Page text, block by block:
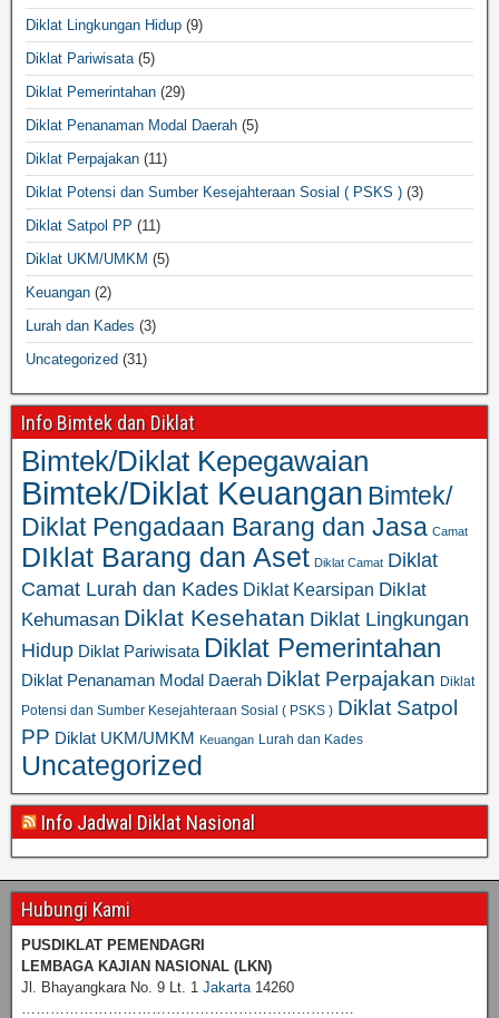
Diklat Lingkungan Hidup (9)
Diklat Pariwisata(5)
Diklat Pemerintahan (29)
Diklat Penanaman Modal Daerah (5)
Diklat Perpajakan (11)
Diklat Potensi dan Sumber Kesejahteraan Sosial ( PSKS ) (3)
Diklat Satpol PP (11)
Diklat UKM/UMKM (5)
Keuangan (2)
Lurah dan Kades (3)
Uncategorized (31)
Info Bimtek dan Diklat
Bimtek/Diklat Kepegawaian
Bimtek/Diklat Keuangan Bimtek/
Diklat Pengadaan Barang dan Jasa Camat
DIklat Barang dan Aset Diklat Camat Diklat
Camat Lurah dan Kades Diklat Kearsipan Diklat
Kehumasan Diklat Kesehatan Diklat Lingkungan
Hidup Diklat Pariwisata Diklat Pemerintahan
Diklat Penanaman Modal Daerah Diklat Perpajakan Diklat
Potensi dan Sumber Kesejahteraan Sosial ( PSKS ) Diklat Satpol
PP Diklat UKM/UMKM Keuangan Lurah dan Kades
Uncategorized
Info Jadwal Diklat Nasional
Hubungi Kami
PUSDIKLAT PEMENDAGRI
LEMBAGA KAJIAN NASIONAL (LKN)
Jl. Bhayangkara No. 9 Lt. 1 Jakarta14260
……………………………………………………………